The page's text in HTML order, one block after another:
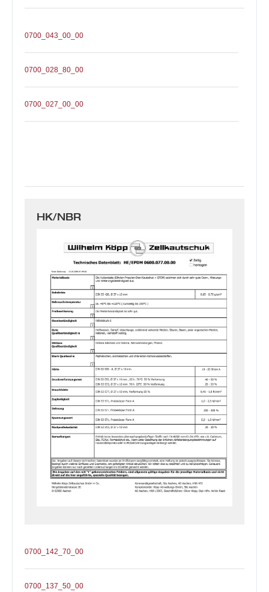
0700_043_00_00
0700_028_80_00
0700_027_00_00
HK/NBR
0700_142_70_00
0700_137_50_00